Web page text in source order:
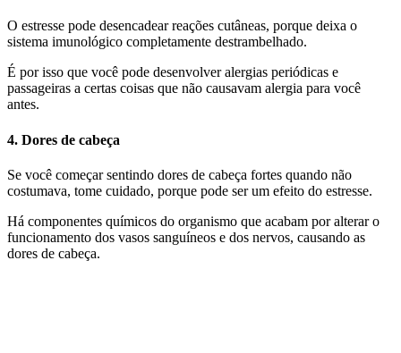
O estresse pode desencadear reações cutâneas, porque deixa o
sistema imunológico completamente destrambelhado.
É por isso que você pode desenvolver alergias periódicas e
passageiras a certas coisas que não causavam alergia para você
antes.
4. Dores de cabeça
Se você começar sentindo dores de cabeça fortes quando não
costumava, tome cuidado, porque pode ser um efeito do estresse.
Há componentes químicos do organismo que acabam por alterar o
funcionamento dos vasos sanguíneos e dos nervos, causando as
dores de cabeça.